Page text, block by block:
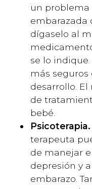
un problema
embarazada
dígaselo al
se lo
más
desarrollo.
de
bebé.
Psicoterapia.
terapeuta
de manejar
depresión y
embarazo.